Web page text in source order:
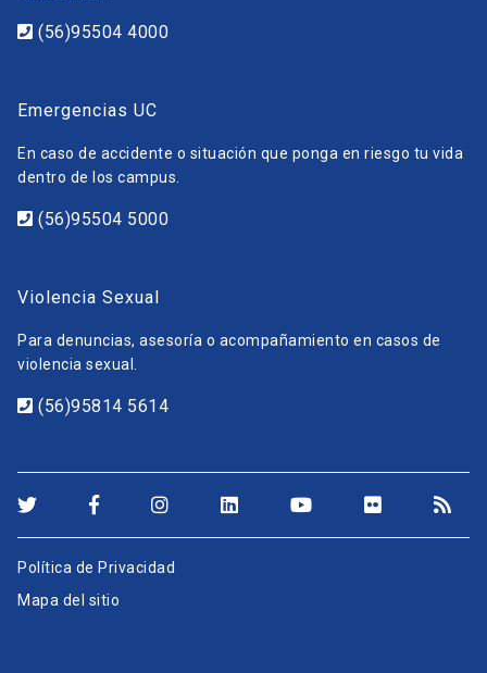
(56)95504 4000
Emergencias UC
En caso de accidente o situación que ponga en riesgo tu vida
dentro de los campus.
(56)95504 5000
Violencia Sexual
Para denuncias, asesoría o acompañamiento en casos de
violencia sexual.
(56)95814 5614
Política de Privacidad
Mapa del sitio